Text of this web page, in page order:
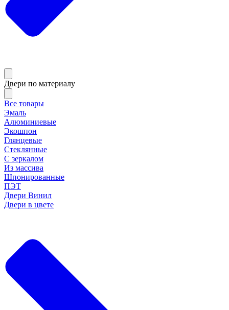
Двери по материалу
Все товары
Эмаль
Алюминиевые
Экошпон
Глянцевые
Стеклянные
С зеркалом
Из массива
Шпонированные
ПЭТ
Двери Винил
Двери в цвете